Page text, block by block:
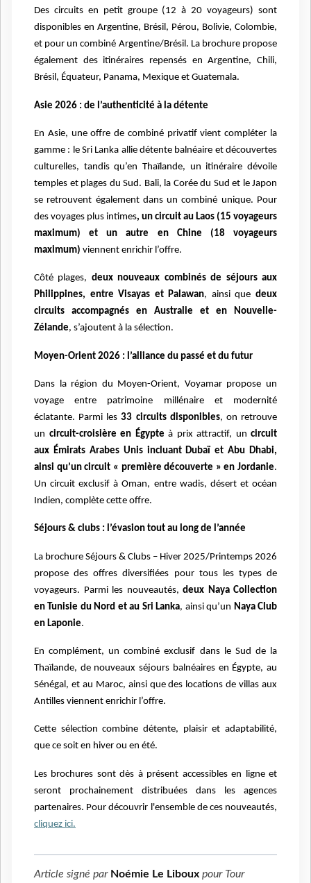
Des circuits en petit groupe (12 à 20 voyageurs) sont
disponibles en Argentine, Brésil, Pérou, Bolivie, Colombie,
et pour un combiné Argentine/Brésil. La brochure propose
également des itinéraires repensés en Argentine, Chili,
Brésil, Équateur, Panama, Mexique et Guatemala.
Asie 2026 : de l’authenticité à la détente
En Asie, une offre de combiné privatif vient compléter la
gamme : le Sri Lanka allie détente balnéaire et découvertes
culturelles, tandis qu’en Thaïlande, un itinéraire dévoile
temples et plages du Sud. Bali, la Corée du Sud et le Japon
se retrouvent également dans un combiné unique. Pour
des voyages plus intimes, un circuit au Laos (15 voyageurs
maximum) et un autre en Chine (18 voyageurs
maximum) viennent enrichir l’offre.
Côté plages, deux nouveaux combinés de séjours aux
Philippines, entre Visayas et Palawan, ainsi quedeux
circuits accompagnés en Australie et en Nouvelle-
Zélande, s’ajoutent à la sélection.
Moyen-Orient 2026 : l’alliance du passé et du futur
Dans la région du Moyen-Orient, Voyamar propose un
voyage entre patrimoine millénaire et modernité
éclatante. Parmi les33 circuits disponibles, on retrouve
un circuit-croisière en Égypte à prix attractif, un circuit
aux Émirats Arabes Unis incluant Dubaï et Abu Dhabi,
ainsi qu’un circuit « première découverte » en Jordanie.
Un circuit exclusif à Oman, entre wadis, désert et océan
Indien, complète cette offre.
Séjours & clubs : l’évasion tout au long de l’année
La brochure Séjours & Clubs – Hiver 2025/Printemps 2026
propose des offres diversifiées pour tous les types de
voyageurs. Parmi les nouveautés, deux Naya Collection
en Tunisie du Nord et au Sri Lanka, ainsi qu’un Naya Club
en Laponie.
En complément, un combiné exclusif dans le Sud de la
Thaïlande, de nouveaux séjours balnéaires en Égypte, au
Sénégal, et au Maroc, ainsi que des locations de villas aux
Antilles viennent enrichir l’offre.
Cette sélection combine détente, plaisir et adaptabilité,
que ce soit en hiver ou en été.
Les brochures sont dès à présent accessibles en ligne et
seront prochainement distribuées dans les agences
partenaires. Pour découvrir l'ensemble de ces nouveautés,
cliquez ici.
Article signé par Noémie Le Liboux pour Tour